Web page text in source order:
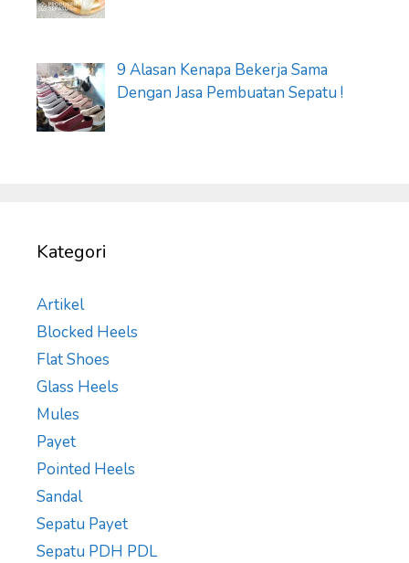
9 Alasan Kenapa Bekerja Sama
Dengan Jasa Pembuatan Sepatu !
Kategori
Artikel
Blocked Heels
Flat Shoes
Glass Heels
Mules
Payet
Pointed Heels
Sandal
Sepatu Payet
Sepatu PDH PDL